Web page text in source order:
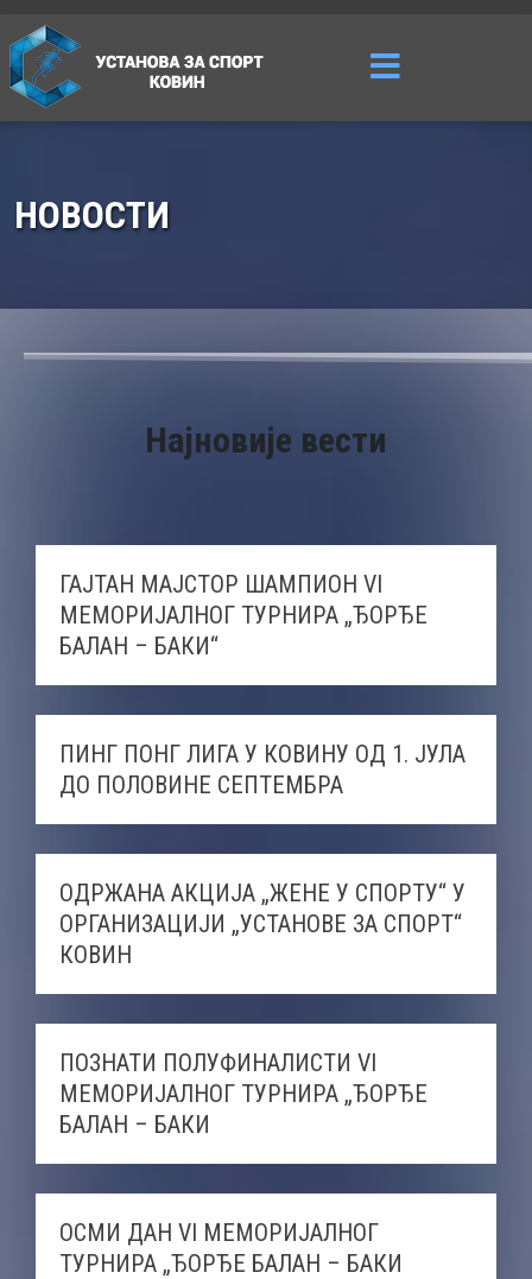
НОВОСТИ
Најновије вести
ГАЈТАН МАЈСТОР ШАМПИОН VI
МЕМОРИЈАЛНОГ ТУРНИРА „ЂОРЂЕ
БАЛАН – БАКИ“
ПИНГ ПОНГ ЛИГА У КОВИНУ ОД 1. ЈУЛА
ДО ПОЛОВИНЕ СЕПТЕМБРА
ОДРЖАНА АКЦИЈА „ЖЕНЕ У СПОРТУ“ У
ОРГАНИЗАЦИЈИ „УСТАНОВЕ ЗА СПОРТ“
КОВИН
ПОЗНАТИ ПОЛУФИНАЛИСТИ VI
МЕМОРИЈАЛНОГ ТУРНИРА „ЂОРЂЕ
БАЛАН – БАКИ
ОСМИ ДАН VI МЕМОРИЈАЛНОГ
ТУРНИРА „ЂОРЂЕ БАЛАН – БАКИ